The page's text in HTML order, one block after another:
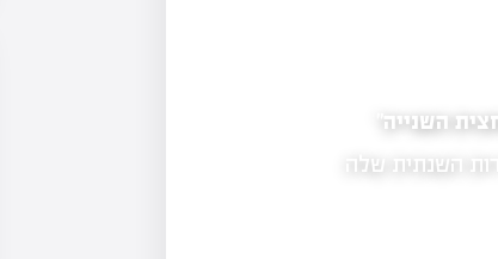
את תחזית המכירות השנתית שלה
רימון פורצת לשוק חוות השרתים בארה"ב
לאספקת מערכות קירור בפנסילבניה,